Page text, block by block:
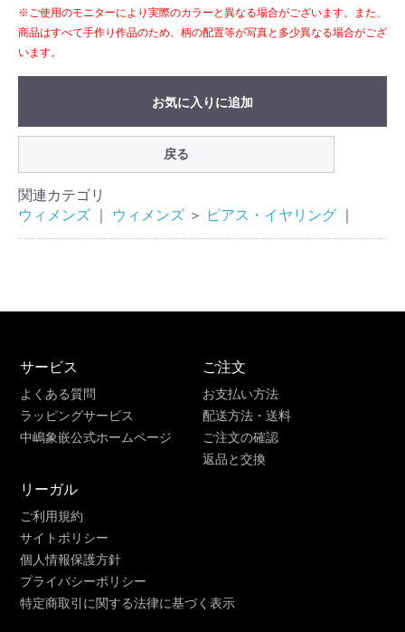
※ご使用のモニターにより実際のカラーと異なる場合がございます。また、
商品はすべて手作り作品のため、柄の配置等が写真と多少異なる場合がござ
います。
お気に入りに追加
戻る
関連カテゴリ
ウィメンズ
ウィメンズ ＞ ピアス・イヤリング
サービス
よくある質問
ラッピングサービス
中嶋象嵌公式ホームページ
ご注文
お支払い方法
配送方法・送料
ご注文の確認
返品と交換
リーガル
ご利用規約
サイトポリシー
個人情報保護方針
プライバシーポリシー
特定商取引に関する法律に基づく表示